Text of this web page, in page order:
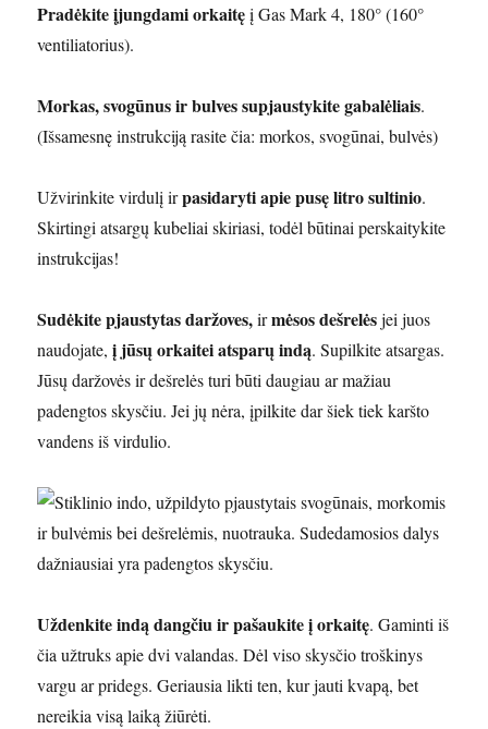
Pradėkite įjungdami orkaitęį Gas Mark 4, 180° (160°
ventiliatorius).
Morkas, svogūnus ir bulves supjaustykite gabalėliais.
(Išsamesnę instrukciją rasite čia: morkos, svogūnai, bulvės)
Užvirinkite virdulį irpasidaryti apie pusę litro sultinio.
Skirtingi atsargų kubeliai skiriasi, todėl būtinai perskaitykite
instrukcijas!
Sudėkite pjaustytas daržoves,irmėsos dešrelėsjei juos
naudojate,į jūsų orkaitei atsparų indą. Supilkite atsargas.
Jūsų daržovės ir dešrelės turi būti daugiau ar mažiau
padengtos skysčiu. Jei jų nėra, įpilkite dar šiek tiek karšto
vandens iš virdulio.
Uždenkite indą dangčiu ir pašaukite į orkaitę. Gaminti iš
čia užtruks apie dvi valandas. Dėl viso skysčio troškinys
vargu ar pridegs. Geriausia likti ten, kur jauti kvapą, bet
nereikia visą laiką žiūrėti.